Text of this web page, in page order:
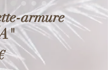
armure
Prix